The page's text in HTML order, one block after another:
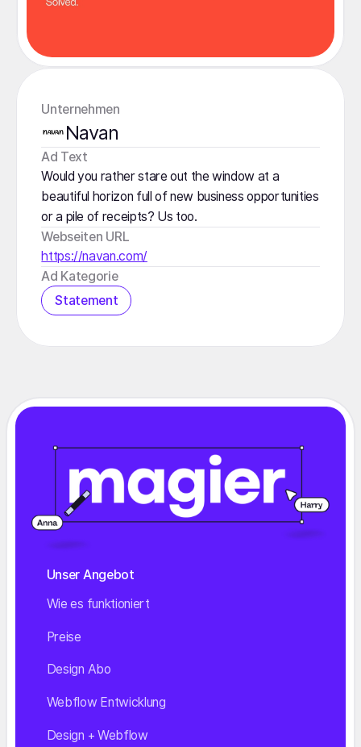
Unternehmen
Navan
️Ad Text
Would you rather stare out the window at a
beautiful horizon full of new business opportunities
or a pile of receipts? Us too.
Webseiten URL
https://navan.com/
Ad Kategorie
Statement
Unser Angebot
Wie es funktioniert
Preise
Design Abo
Webflow Entwicklung
Design + Webflow